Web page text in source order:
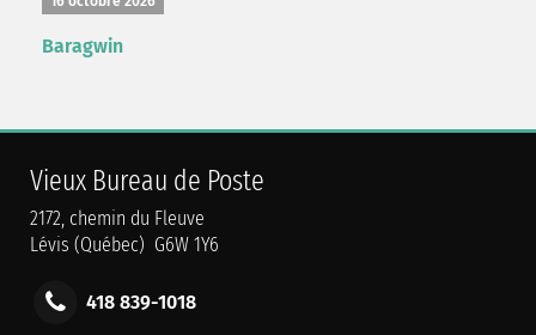
Baragwin
Vieux Bureau de Poste
2172, chemin du Fleuve
Lévis (Québec) G6W 1Y6
418 839-1018